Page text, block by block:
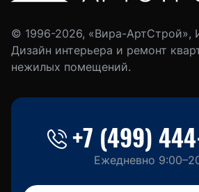
© 1996-2026, «Вира-АртСтрой»,
Дизайн интерьера и ремонт
нежилых помещений.
+7 (499)
Ежедневно